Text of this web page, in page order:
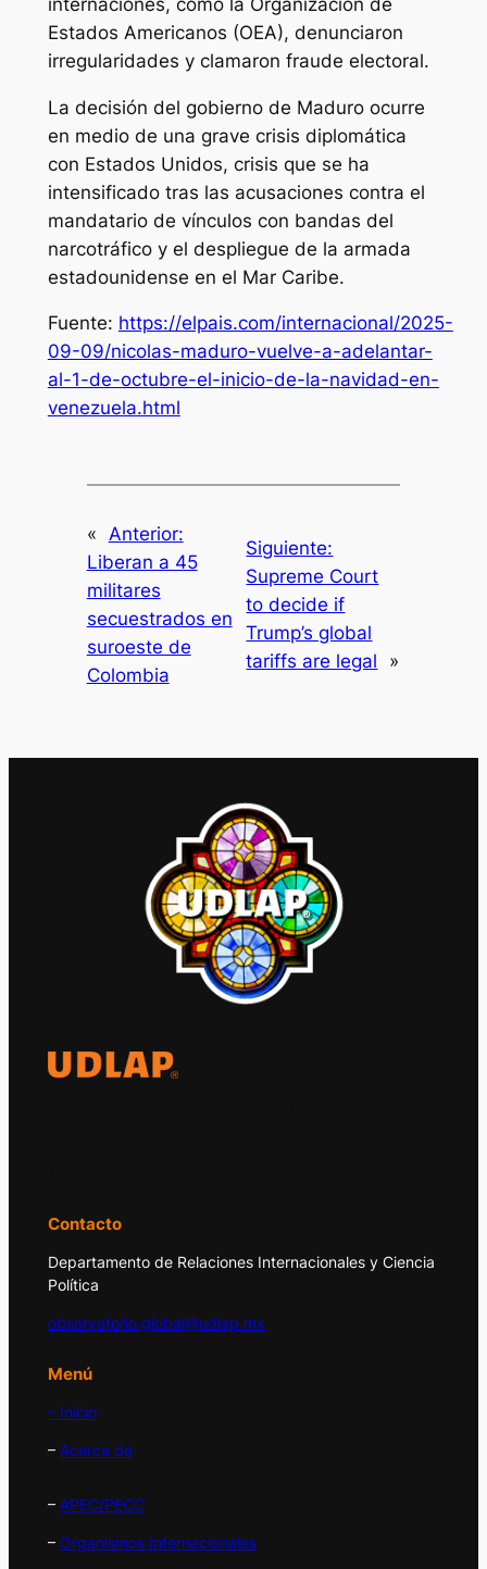
Estados Americanos (OEA), denunciaron
irregularidades y clamaron fraude electoral.
La decisión del gobierno de Maduro ocurre
en medio de una grave crisis diplomática
con Estados Unidos, crisis que se ha
intensificado tras las acusaciones contra el
mandatario de vínculos con bandas del
narcotráfico y el despliegue de la armada
estadounidense en el Mar Caribe.
Fuente: https://elpais.com/internacional/2025-
09-09/nicolas-maduro-vuelve-a-adelantar-
al-1-de-octubre-el-inicio-de-la-navidad-en-
venezuela.html
« Anterior:
Liberan a 45
militares
secuestrados en
suroeste de
Colombia
Siguiente:
Supreme Court
to decide if
Trump’s global
tariffs are legal
»
Contacto
Departamento de Relaciones Internacionales y Ciencia
Política
observatorio.global@udlap.mx
Menú
– Inicio
– Acerca de
– APEC/PECC
– Organismos Internacionales